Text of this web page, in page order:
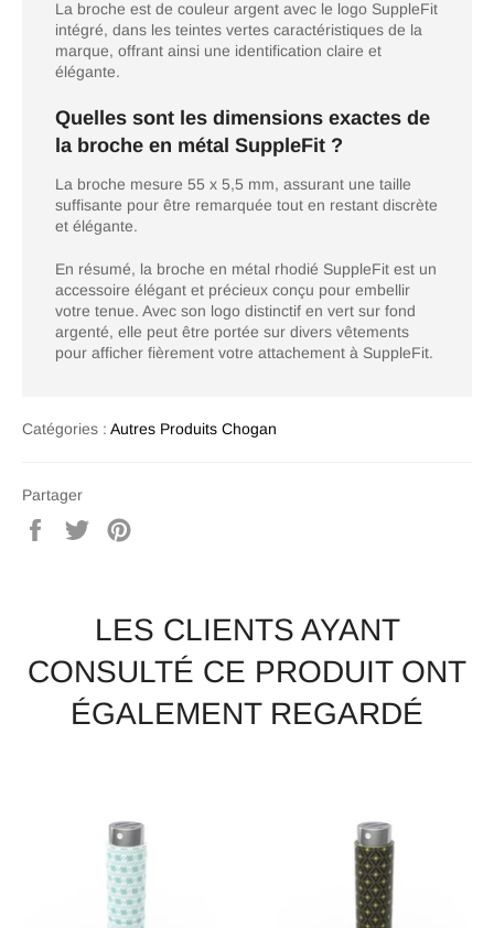
La broche est de couleur argent avec le logo SuppleFit
intégré, dans les teintes vertes caractéristiques de la
marque, offrant ainsi une identification claire et
élégante.
Quelles sont les dimensions exactes de
la broche en métal SuppleFit ?
La broche mesure 55 x 5,5 mm, assurant une taille
suffisante pour être remarquée tout en restant discrète
et élégante.
En résumé, la broche en métal rhodié SuppleFit est un
accessoire élégant et précieux conçu pour embellir
votre tenue. Avec son logo distinctif en vert sur fond
argenté, elle peut être portée sur divers vêtements
pour afficher fièrement votre attachement à SuppleFit.
Catégories : Autres Produits Chogan
Partager
PartagerTweeter
sur
LES CLIENTS AYANT
CONSULTÉ CE PRODUIT ONT
ÉGALEMENT REGARDÉ